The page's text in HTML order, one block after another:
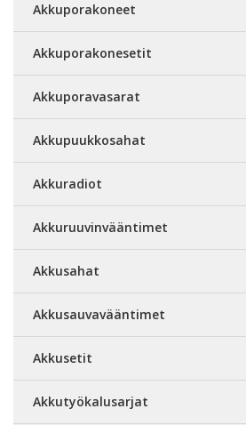
Akkuporakoneet
Akkuporakonesetit
Akkuporavasarat
Akkupuukkosahat
Akkuradiot
Akkuruuvinvääntimet
Akkusahat
Akkusauvavääntimet
Akkusetit
Akkutyökalusarjat